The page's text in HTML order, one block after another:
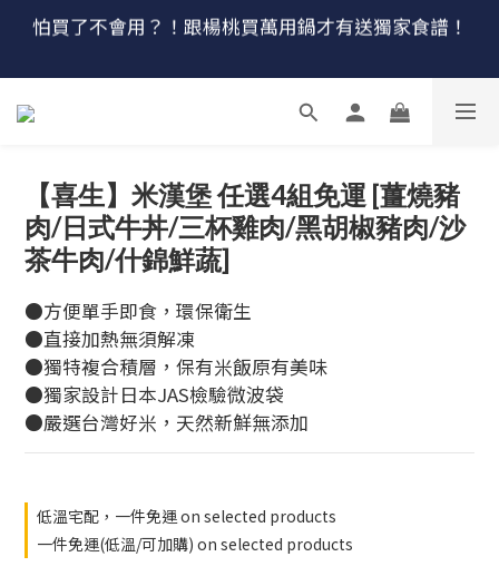
🔴最後100組↘$1780 (原$2180) HausChef 十合一全能
🔥燕三條．職人手工🔥日本Arnest 武 Rn 輕量雙口鐵
🔴最後100組↘$1780 (原$2180) HausChef 十合一全能
【喜生】米漢堡 任選4組免運 [薑燒豬
肉/日式牛丼/三杯雞肉/黑胡椒豬肉/沙
茶牛肉/什錦鮮蔬]
●方便單手即食，環保衛生
●直接加熱無須解凍
●獨特複合積層，保有米飯原有美味
●獨家設計日本JAS檢驗微波袋
●嚴選台灣好米，天然新鮮無添加
低溫宅配，一件免運 on selected products
一件免運(低溫/可加購) on selected products